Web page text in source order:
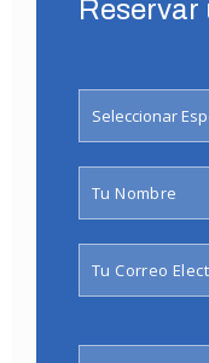
Reservar